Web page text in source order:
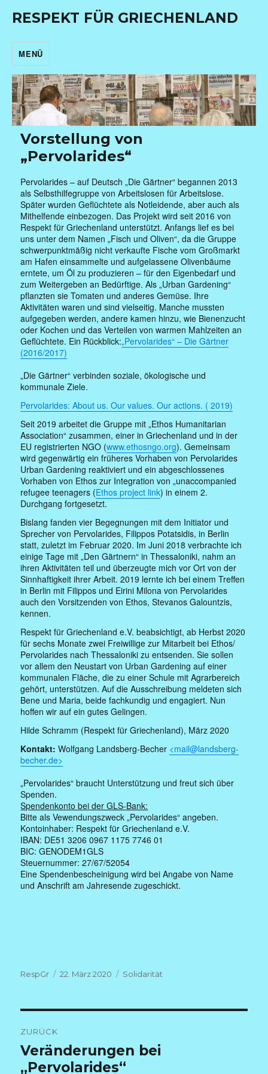
RESPEKT FÜR GRIECHENLAND
MENÜ
Vorstellung von
„Pervolarides“
Pervolarides – auf Deutsch „Die Gärtner“ begannen 2013
als Selbsthilfegruppe von Arbeitslosen für Arbeitslose.
Später wurden Geflüchtete als Notleidende, aber auch als
Mithelfende einbezogen. Das Projekt wird seit 2016 von
Respekt für Griechenland unterstützt. Anfangs lief es bei
uns unter dem Namen „Fisch und Oliven“, da die Gruppe
schwerpunktmäßig nicht verkaufte Fische vom Großmarkt
am Hafen einsammelte und aufgelassene Olivenbäume
erntete, um Öl zu produzieren – für den Eigenbedarf und
zum Weitergeben an Bedürftige.Als „Urban Gardening“
pflanzten sie Tomaten und anderes Gemüse. Ihre
Aktivitäten waren und sind vielseitig. Manche mussten
aufgegeben werden, andere kamen hinzu, wie Bienenzucht
oder Kochen und das Verteilen von warmen Mahlzeiten an
Geflüchtete. Ein Rückblick:„Pervolarides“ – Die Gärtner
(2016/2017)
„Die Gärtner“ verbinden soziale, ökologische und
kommunale Ziele.
Pervolarides: About us. Our values. Our actions. ( 2019)
Seit 2019 arbeitet die Gruppe mit „Ethos Humanitarian
Association“ zusammen, einer in Griechenland und in der
EU registrierten NGO (www.ethosngo.org). Gemeinsam
wird gegenwärtig ein früheres Vorhaben von Pervolarides
Urban Gardening reaktiviert und ein abgeschlossenes
Vorhaben von Ethos zur Integration von „unaccompanied
refugee teenagers (Ethos project link) in einem 2.
Durchgang fortgesetzt.
Bislang fanden vier Begegnungen mit dem Initiator und
Sprecher von Pervolarides, Filippos Potatsidis, in Berlin
statt, zuletzt im Februar 2020. Im Juni 2018 verbrachte ich
einige Tage mit „Den Gärtnern“ in Thessaloniki, nahm an
ihren Aktivitäten teil und überzeugte mich vor Ort von der
Sinnhaftigkeit ihrer Arbeit. 2019 lernte ich bei einem Treffen
in Berlin mit Filippos und Eirini Milona von Pervolarides
auch den Vorsitzenden von Ethos, Stevanos Galountzis,
kennen.
Respekt für Griechenland e.V. beabsichtigt, ab Herbst 2020
für sechs Monate zwei Freiwillige zur Mitarbeit bei Ethos/
Pervolarides nach Thessaloniki zu entsenden. Sie sollen
vor allem den Neustart von Urban Gardening auf einer
kommunalen Fläche, die zu einer Schule mit Agrarbereich
gehört, unterstützen. Auf die Ausschreibung meldeten sich
Bene und Maria, beide fachkundig und engagiert. Nun
hoffen wir auf ein gutes Gelingen.
Hilde Schramm (Respekt für Griechenland), März 2020
Kontakt: Wolfgang Landsberg-Becher <mail@landsberg-
becher.de>
„Pervolarides“ braucht Unterstützung und freut sich über
Spenden.
Spendenkonto bei der GLS-Bank:
Bitte als Vewendungszweck „Pervolarides“ angeben.
Kontoinhaber: Respekt für Griechenland e.V.
IBAN: DE51 3206 0967 1175 7746 01
BIC: GENODEM1GLS
Steuernummer: 27/67/52054
Eine Spendenbescheinigung wird bei Angabe von Name
und Anschrift am Jahresende zugeschickt.
Autor
RespGr
Veröffentlicht
22. März 2020 Kategorien
Solidarität
ZURÜCK
Vorheriger
Beitrag:
Veränderungen bei
„Pervolarides“